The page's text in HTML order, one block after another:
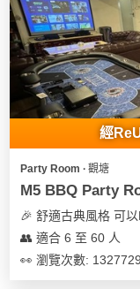
經
Party Room ∙ 觀塘
M5 BBQ Party
🎉 舒適古典風格 可
👥 適合 6 至 60 人
👀 瀏覽次數: 1327729